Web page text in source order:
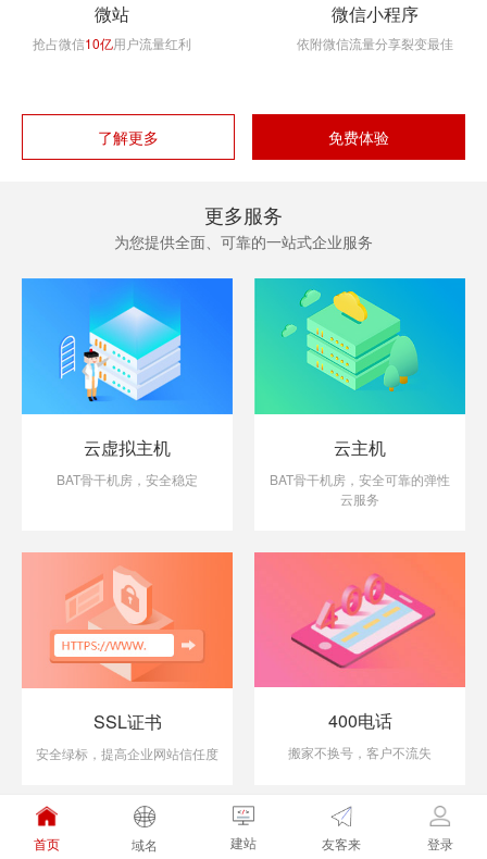
微站
抢占微信10亿用户流量红利
微信小程序
依附微信流量分享裂变最佳
了解更多 免费体验
更多服务
为您提供全面、可靠的一站式企业服务
云虚拟主机
BAT骨干机房，安全稳定
云主机
BAT骨干机房，安全可靠的弹性
云服务
SSL证书
安全绿标，提高企业网站信任度
400电话
搬家不换号，客户不流失
首页 域名 建站 友客来 登录